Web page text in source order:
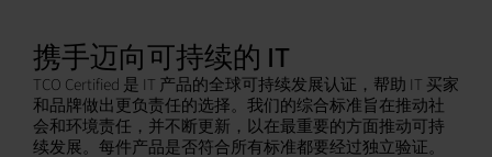
携手迈向可持续的 IT
TCO Certified 是 IT 产品的全球可持续发展认证，帮助 IT 买家
和品牌做出更负责任的选择。我们的综合标准旨在推动社
会和环境责任，并不断更新，以在最重要的方面推动可持
续发展。每件产品是否符合所有标准都要经过独立验证。